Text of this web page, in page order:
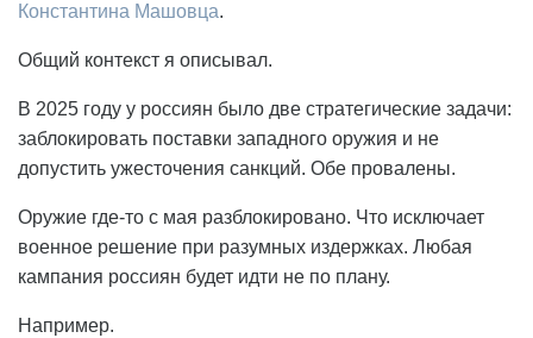
Константина Машовца.
Общий контекст я описывал.
В 2025 году у россиян было две стратегические задачи:
заблокировать поставки западного оружия и не
допустить ужесточения санкций. Обе провалены.
Оружие где-то с мая разблокировано. Что исключает
военное решение при разумных издержках. Любая
кампания россиян будет идти не по плану.
Например.